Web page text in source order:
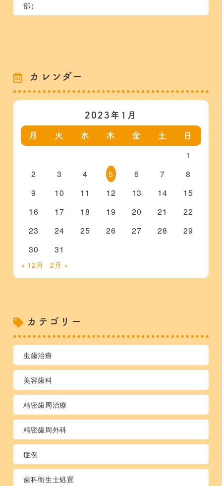
部）
カレンダー
2023年1月
月 火 水 木 金 土 日
1
2
3 4 5 6 7
8
9
10 11 12 13 14
15
16
17 18 19 20 21
22
23
24 25 26 27 28
29
30
31
« 12月 2月 »
カテゴリー
虫歯治療
美容歯科
精密歯周治療
精密歯周外科
症例
歯科衛生士処置